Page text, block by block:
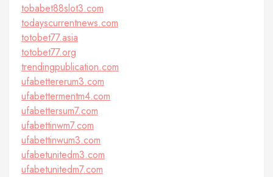
tobabet88slot3.com
todayscurrentnews.com
totobet77.asia
totobet77.org
trendingpublication.com
ufabettererum3.com
ufabettermentm4.com
ufabettersum7.com
ufabettinwm7.com
ufabettinwum3.com
ufabetunitedm3.com
ufabetunitedm7.com